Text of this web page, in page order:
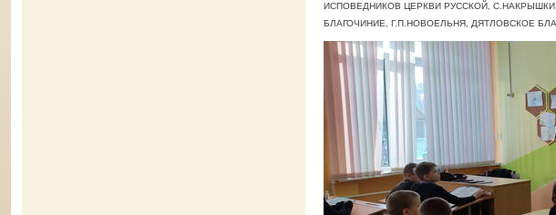
ИСПОВЕДНИКОВ ЦЕРКВИ РУССКОЙ,
БЛАГОЧИНИЕ, Г.П.НОВОЕЛЬНЯ, ДЯТЛОВСКОЕ